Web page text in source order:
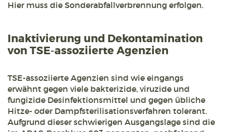
Hier muss die Sonderabfallverbrennung erfolgen.
Inaktivierung und Dekontamination
von TSE-assoziierte Agenzien
TSE-assoziierte Agenzien sind wie eingangs
erwähnt gegen viele bakterizide, viruzide und
fungizide Desinfektionsmittel und gegen übliche
Hitze- oder Dampfsterilisationsverfahren tolerant.
Aufgrund dieser schwierigen Ausgangslage sind die